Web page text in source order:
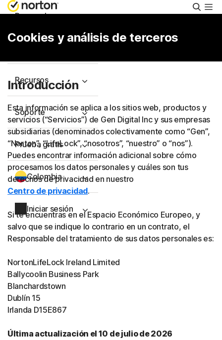
Personal
Recursos
Soporte
Prueba gratis
Colombia
Iniciar sesión
Cookies y análisis de terceros
Introducción
Esta información se aplica a los sitios web, productos y
servicios (“Servicios”) de Gen Digital Inc y sus empresas
subsidiarias (denominados colectivamente como “Gen”,
“Norton”, “LifeLock”, “nosotros”, “nuestro” o “nos”).
Puedes encontrar información adicional sobre cómo
procesamos los datos personales y cuáles son tus
derechos de privacidad en nuestro
Centro de privacidad.
Si te encuentras en el Espacio Económico Europeo, y
salvo que se indique lo contrario en un contrato, el
Responsable del tratamiento de sus datos personales es:
NortonLifeLock Ireland Limited
Ballycoolin Business Park
Blanchardstown
Dublín 15
Irlanda D15E867
Última actualización el 10 de julio de 2026